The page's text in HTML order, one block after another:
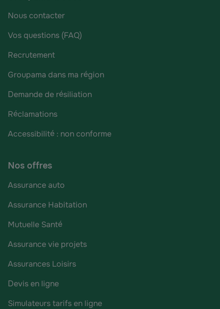
Nous contacter
Vos questions (FAQ)
Recrutement
Groupama dans ma région
Demande de résiliation
Réclamations
Accessibilité : non conforme
Nos offres
Assurance auto
Assurance Habitation
Mutuelle Santé
Assurance vie projets
Assurances Loisirs
Devis en ligne
Simulateurs tarifs en ligne